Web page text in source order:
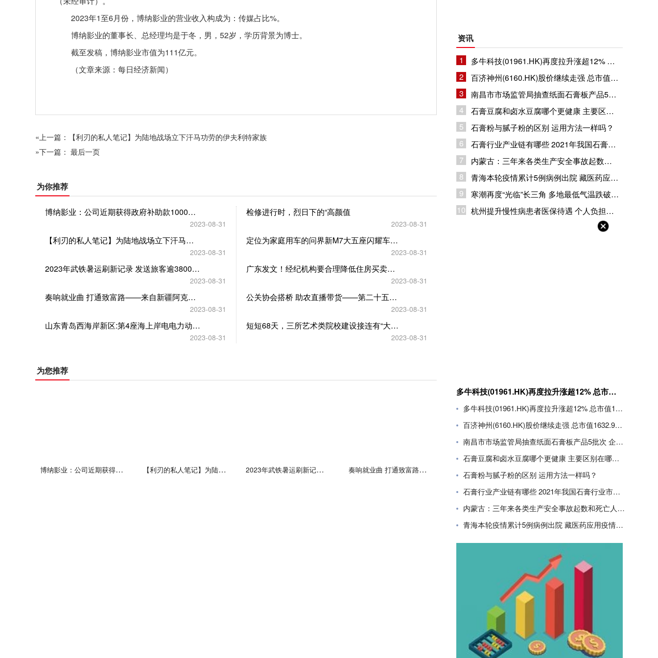
2023年1至6月份，博纳影业的营业收入构成为：传媒占比%。
博纳影业的董事长、总经理均是于冬，男，52岁，学历背景为博士。
截至发稿，博纳影业市值为111亿元。
（文章来源：每日经济新闻）
«上一篇：【利刃的私人笔记】为陆地战场立下汗马功劳的伊夫利特家族
»下一篇： 最后一页
为你推荐
博纳影业：公司近期获得政府补助款1000万元
2023-08-31
【利刃的私人笔记】为陆地战场立下汗马功劳的伊夫利特家族
2023-08-31
2023年武铁暑运刷新记录 发送旅客逾3800万人次，超过2019年同期
2023-08-31
奏响就业曲 打通致富路——来自新疆阿克苏地区的一线调研
2023-08-31
山东青岛西海岸新区:第4座海上岸电电力动力平台完成吊装
2023-08-31
检修进行时，烈日下的“高颜值
2023-08-31
定位为家庭用车的问界新M7大五座闪耀车展现场
2023-08-31
广东发文！经纪机构要合理降低住房买卖服务费用
2023-08-31
公关协会搭桥 助农直播带货——第二十五届中国农产品加工投洽会助农专场直播带货选品工作火热进行
2023-08-31
短短68天，三所艺术类院校建设接连有“大动作” 河南高水平艺术院校布局初露峥嵘
2023-08-31
为您推荐
博纳影业：公司近期获得政府补助款1000万元 【利刃的私人笔记】为陆地战场立下汗马功劳的伊夫利特家族 2023年武铁暑运刷新记录 发送旅客逾3800万人次，超过2019年同期 奏响就业曲 打通致富路——来自新疆阿克苏地区的一线调研
资讯
1
多牛科技(01961.HK)再度拉升涨超12% 总市值11.8亿港元
2
百济神州(6160.HK)股价继续走强 总市值1632.94亿港元
3
南昌市市场监管局抽查纸面石膏板产品5批次 企业合格率80%
4
石膏豆腐和卤水豆腐哪个更健康 主要区别在哪里？
5
石膏粉与腻子粉的区别 运用方法一样吗？
6
石膏行业产业链有哪些 2021年我国石膏行业市场现状分析
7
内蒙古：三年来各类生产安全事故起数和死亡人数同比下降
8
青海本轮疫情累计5例病例出院 藏医药应用疫情防控
9
寒潮再度“光临”长三角 多地最低气温跌破冰点
10
杭州提升慢性病患者医保待遇 个人负担部分纳入大病保险
多牛科技(01961.HK)再度拉升涨超12% 总市值11.8亿港元
多牛科技(01961.HK)再度拉升涨超12% 总市值11.8亿港元
百济神州(6160.HK)股价继续走强 总市值1632.94亿港元
南昌市市场监管局抽查纸面石膏板产品5批次 企业合格率80%
石膏豆腐和卤水豆腐哪个更健康 主要区别在哪里？
石膏粉与腻子粉的区别 运用方法一样吗？
石膏行业产业链有哪些 2021年我国石膏行业市场现状分析
内蒙古：三年来各类生产安全事故起数和死亡人数同比下降
青海本轮疫情累计5例病例出院 藏医药应用疫情防控